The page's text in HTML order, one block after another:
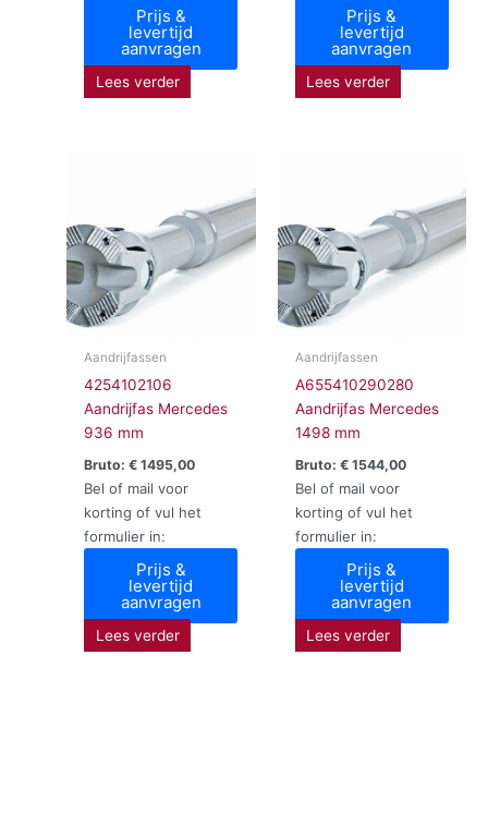
Prijs &
levertijd
aanvragen
Lees verder
Prijs &
levertijd
aanvragen
Lees verder
Aandrijfassen
4254102106
Aandrijfas Mercedes
936 mm
Bruto:€ 1495,00
Bel of mail voor
korting of vul het
formulier in:
Prijs &
levertijd
aanvragen
Lees verder
Aandrijfassen
A655410290280
Aandrijfas Mercedes
1498 mm
Bruto: €1544,00
Bel of mail voor
korting of vul het
formulier in:
Prijs &
levertijd
aanvragen
Lees verder